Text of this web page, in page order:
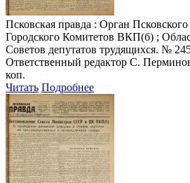
Псковская правда : Орган
Городского Комитетов ВКП(б) ;
Советов депутатов трудящихся. №
Ответственный редактор С.
коп.
Читать Подробнее